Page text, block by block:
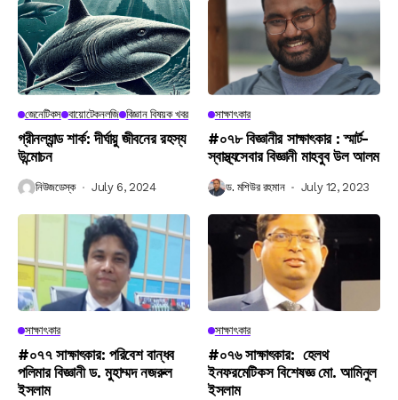
জেনেটিকস বায়োটেকনলজি বিজ্ঞান বিষয়ক খবর
গ্রীনল্যান্ড শার্ক: দীর্ঘায়ু জীবনের রহস্য
উন্মোচন
নিউজডেস্ক July 6, 2024
সাক্ষাৎকার
#০৭৮ বিজ্ঞানীর সাক্ষাৎকার : স্মার্ট-
স্বাস্থ্যসেবার বিজ্ঞানী মাহবুব উল আলম
ড. মশিউর রহমান July 12, 2023
সাক্ষাৎকার
#০৭৭ সাক্ষাৎকার: পরিবেশ বান্ধব
পলিমার বিজ্ঞানী ড. মুহাম্মদ নজরুল
ইসলাম
সাক্ষাৎকার
#০৭৬ সাক্ষাৎকার: হেলথ
ইনফরমেটিকস বিশেষজ্ঞ মো. আমিনুল
ইসলাম